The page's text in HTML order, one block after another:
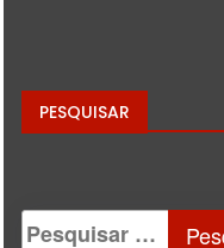
PESQUISAR